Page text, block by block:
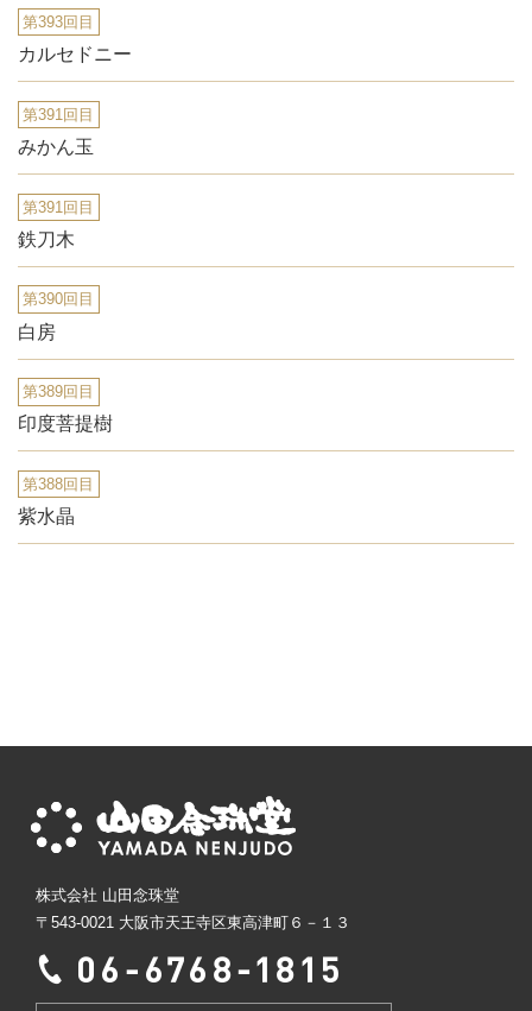
第393回目
カルセドニー
第391回目
みかん玉
第391回目
鉄刀木
第390回目
白房
第389回目
印度菩提樹
第388回目
紫水晶
株式会社 山田念珠堂
〒543-0021 大阪市天王寺区東高津町６－１３